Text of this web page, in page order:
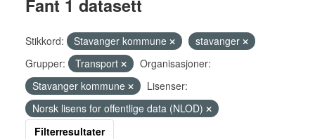
Fant 1 datasett
Stikkord: Stavanger kommune
stavanger
Grupper:
Transport
Organisasjoner:
Stavanger kommune
Lisenser:
Norsk lisens for offentlige data (NLOD)
Filterresultater